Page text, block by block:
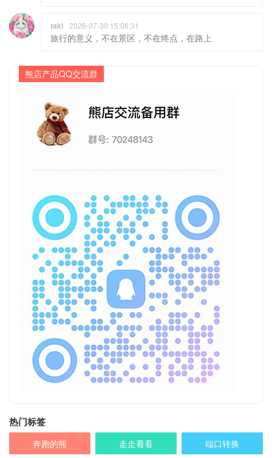
taki 2026-07-30 15:06:31
旅行的意义，不在景区，不在终点，在路上
熊店产品QQ交流群
热门标签
奔跑的熊 走走看看 端口转换